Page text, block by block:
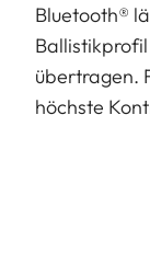
Bluetooth®
übertragen.
höchste